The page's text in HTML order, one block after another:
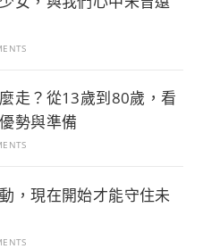
走？從13歲到80歲，看
勢與準備
，現在開始才能守住未